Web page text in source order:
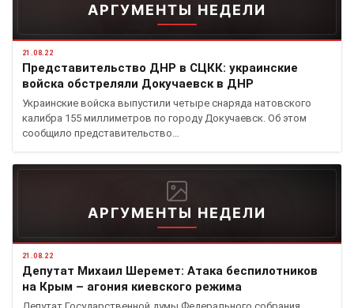
АРГУМЕНТЫ НЕДЕЛИ
21.08.22
Представительство ДНР в СЦКК: украинские
войска обстреляли Докучаевск в ДНР
Украинские войска выпустили четыре снаряда натовского
калибра 155 миллиметров по городу Докучаевск. Об этом
сообщило представительство…
АРГУМЕНТЫ НЕДЕЛИ
21.08.22
Депутат Михаил Шеремет: Атака беспилотников
на Крым – агония киевского режима